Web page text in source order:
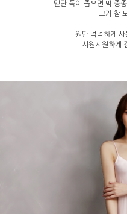
밑단 폭이 좁으면 막 종
그거 참
원단 넉넉하게 사
시원시원하게